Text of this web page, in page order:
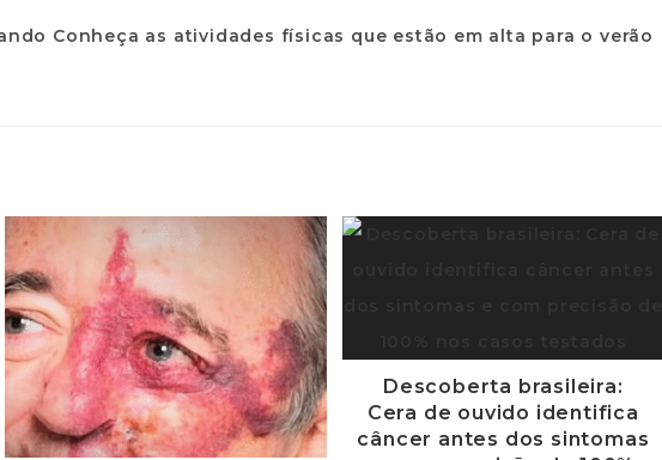
Descoberta brasileira:
Cera de ouvido identifica
câncer antes dos sintomas